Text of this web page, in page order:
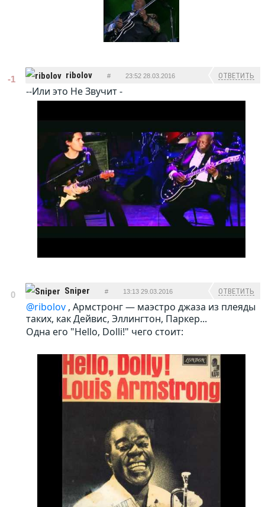
-1 ribolov # 23:52 28.03.2016 ОТВЕТИТЬ
--Или это Не Звучит -
0 Sniper # 13:13 29.03.2016 ОТВЕТИТЬ
@ribolov , Армстронг — маэстро джаза из плеяды
таких, как Дейвис, Эллингтон, Паркер...
Одна его "Hello, Dolli!" чего стоит: